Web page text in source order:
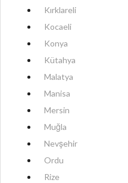
Kırklareli
Kocaeli
Konya
Kütahya
Malatya
Manisa
Mersin
Muğla
Nevşehir
Ordu
Rize